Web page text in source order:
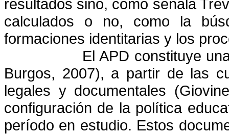
resultados sino, como señala
calculados o no, como la
formaciones identitarias y los
El APD constituye
Burgos, 2007), a partir de las
legales y documentales
configuración de la política
período en estudio. Estos